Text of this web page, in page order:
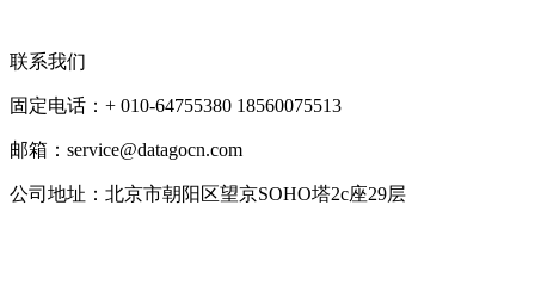
联系我们
固定电话：+ 010-64755380 18560075513
邮箱：service@datagocn.com
公司地址：北京市朝阳区望京SOHO塔2c座29层